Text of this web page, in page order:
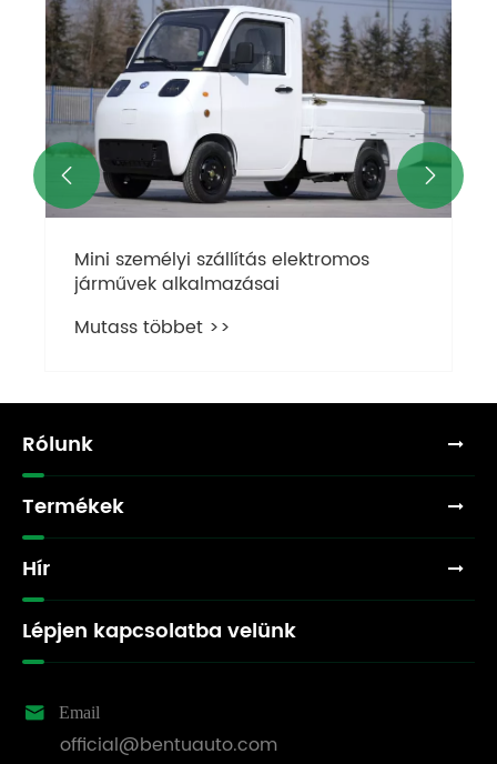
Mini személyi szállítás elektromos
járművek alkalmazásai
Mutass többet >>
 
Rólunk
Termékek
Hír
Lépjen kapcsolatba velünk
 Email
official@bentuauto.com